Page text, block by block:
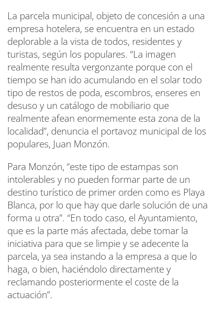
La parcela municipal, objeto de concesión a una
empresa hotelera, se encuentra en un estado
deplorable a la vista de todos, residentes y
turistas, según los populares. “La imagen
realmente resulta vergonzante porque con el
tiempo se han ido acumulando en el solar todo
tipo de restos de poda, escombros, enseres en
desuso y un catálogo de mobiliario que
realmente afean enormemente esta zona de la
localidad”, denuncia el portavoz municipal de los
populares, Juan Monzón.
Para Monzón, “este tipo de estampas son
intolerables y no pueden formar parte de un
destino turístico de primer orden como es Playa
Blanca, por lo que hay que darle solución de una
forma u otra”. “En todo caso, el Ayuntamiento,
que es la parte más afectada, debe tomar la
iniciativa para que se limpie y se adecente la
parcela, ya sea instando a la empresa a que lo
haga, o bien, haciéndolo directamente y
reclamando posteriormente el coste de la
actuación”.